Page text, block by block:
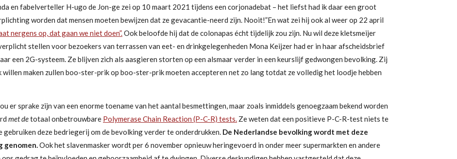
en fabelverteller H-ugo de Jon-ge zei op 10 maart 2021 tijdens een corjonadebat – het liefst had ik daar een groot
worden dat mensen moeten bewijzen dat ze gevacantie-neerd zijn. Nooit!”En wat zei hij ook al weer op 22 april
nergens op, dat gaan we niet doen”.Ook beloofde hij dat de colonapas écht tijdelijk zou zijn. Nu wil deze kletsmeijer
stellen voor bezoekers van terrassen van eet- en drinkgelegenheden Mona Keijzer had er in haar afscheidsbrief
een 2G-systeem. Zeblijven zich als aasgieren storten op een alsmaar verder in een keurslijf gedwongen bevolking. Zij
willen maken zullen boo-ster-prik op boo-ster-prik moeten accepteren net zo lang totdat ze volledig het loodje hebben
er sprake zijn van een enorme toename van het aantal besmettingen, maar zoals inmiddels genoegzaam bekend worden
met detotaal onbetrouwbare Polymerase Chain Reaction (P-C-R) tests. Zeweten dat een positieve P-C-R-test niets te
gebruiken deze bedriegerij om de bevolking verder te onderdrukken. De Nederlandse bevolking wordt met deze
genomen.Ook hetslavenmasker wordt per 6 november opnieuw heringevoerd in onder meer supermarkten en andere